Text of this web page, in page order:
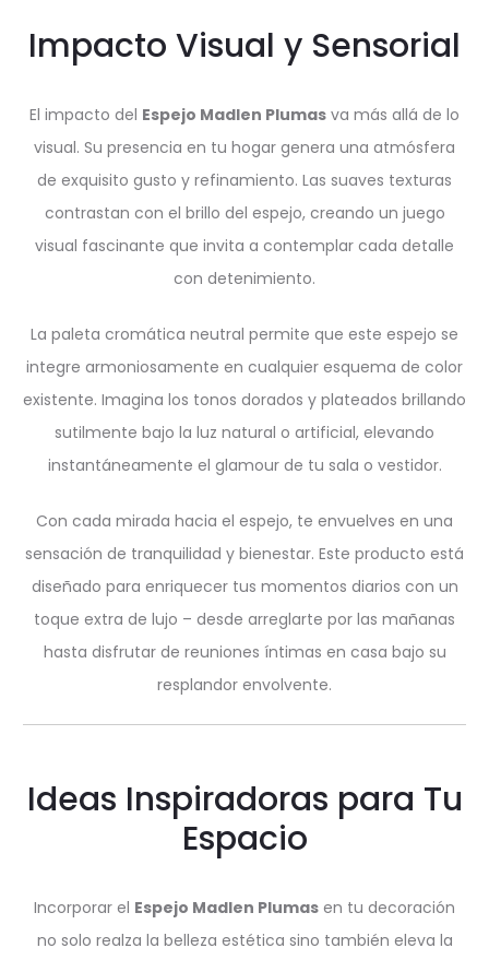
Impacto Visual y Sensorial
El impacto del Espejo Madlen Plumas va más allá de lo
visual. Su presencia en tu hogar genera una atmósfera
de exquisito gusto y refinamiento. Las suaves texturas
contrastan con el brillo del espejo, creando un juego
visual fascinante que invita a contemplar cada detalle
con detenimiento.
La paleta cromática neutral permite que este espejo se
integre armoniosamente en cualquier esquema de color
existente. Imagina los tonos dorados y plateados brillando
sutilmente bajo la luz natural o artificial, elevando
instantáneamente el glamour de tu sala o vestidor.
Con cada mirada hacia el espejo, te envuelves en una
sensación de tranquilidad y bienestar. Este producto está
diseñado para enriquecer tus momentos diarios con un
toque extra de lujo – desde arreglarte por las mañanas
hasta disfrutar de reuniones íntimas en casa bajo su
resplandor envolvente.
Ideas Inspiradoras para Tu
Espacio
Incorporar el Espejo Madlen Plumas en tu decoración
no solo realza la belleza estética sino también eleva la